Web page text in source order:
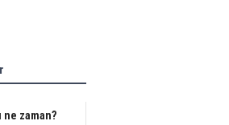
ne zaman?